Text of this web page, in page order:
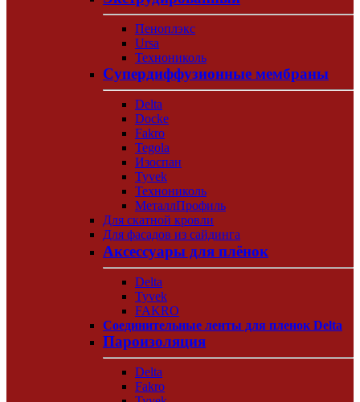
Пеноплэкс
Ursa
Технониколь
Супердиффузионные мембраны
Delta
Docke
Fakro
Tegola
Изоспан
Tyvek
Технониколь
МеталлПрофиль
Для скатной кровли
Для фасадов из сайдинга
Аксессуары для плёнок
Delta
Tyvek
FAKRO
Соединительные ленты для пленок Delta
Пароизоляция
Delta
Fakro